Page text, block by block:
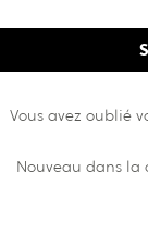
Vous avez oublié
Nouveau dans la